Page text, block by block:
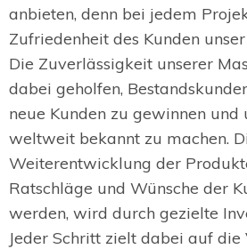
anbieten, denn bei jedem
Zufriedenheit des Kunden
Die Zuverlässigkeit unserer
dabei geholfen,
neue Kunden zu gewinnen und
weltweit bekannt zu machen.
Weiterentwicklung der
Ratschläge und Wünsche der
werden, wird durch gezielte
Jeder Schritt zielt dabei auf die